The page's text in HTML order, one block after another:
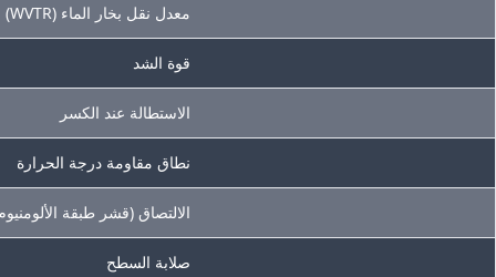
معدل نقل بخار الماء (WVTR)
قوة الشد
الاستطالة عند الكسر
نطاق مقاومة درجة الحرارة
الالتصاق (قشر طبقة
صلابة السطح